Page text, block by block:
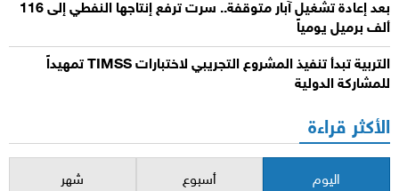
بعد إعادة تشغيل آبار متوقفة.. سرت ترفع إنتاجها النفطي إلى 116
ألف برميل يومياً
التربية تبدأ تنفيذ المشروع التجريبي لاختبارات TIMSS تمهيداً
للمشاركة الدولية
الأكثر قراءة
اليوم أسبوع شهر